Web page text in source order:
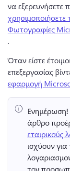
να εξερευνήσετε
Φωτογραφίες
.
Όταν είστε
επεξεργασίας
εφαρμογή
Ενημέρωση!
άρθρο
εταιρικούς
ισχύουν
τον